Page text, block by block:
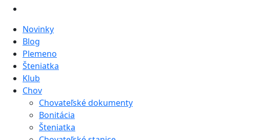
Novinky
Blog
Plemeno
Šteniatka
Klub
Chov
Chovateľské dokumenty
Bonitácia
Šteniatka